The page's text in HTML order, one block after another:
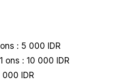
: 5 000 IDR
ons : 10 000 IDR
000 IDR